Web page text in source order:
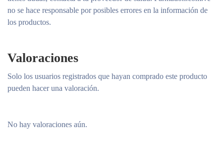
no se hace responsable por posibles errores en la información de
los productos.
Valoraciones
No hay valoraciones aún.
Solo los usuarios registrados que hayan comprado este producto
pueden hacer una valoración.